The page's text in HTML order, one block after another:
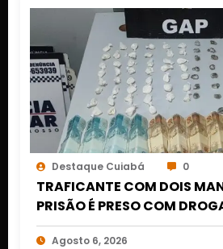
Destaque Cuiabá 0
TRAFICANTE COM DOIS
PRISÃO É PRESO COM
DINHEIRO NO 1º DE MARÇO
Agosto 6, 2026